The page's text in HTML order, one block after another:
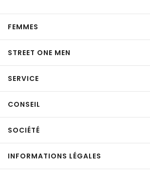
FEMMES
STREET ONE MEN
SERVICE
CONSEIL
SOCIÉTÉ
INFORMATIONS LÉGALES